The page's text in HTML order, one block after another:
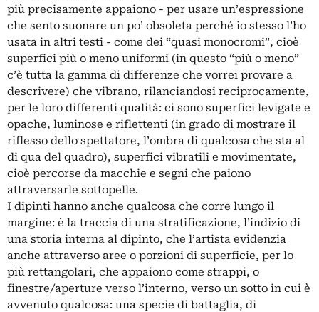
più precisamente appaiono - per usare un’espressione
che sento suonare un po’ obsoleta perché io stesso l’ho
usata in altri testi - come dei “quasi monocromi”, cioè
superfici più o meno uniformi (in questo “più o meno”
c’è tutta la gamma di differenze che vorrei provare a
descrivere) che vibrano, rilanciandosi reciprocamente,
per le loro differenti qualità: ci sono superfici levigate e
opache, luminose e riflettenti (in grado di mostrare il
riflesso dello spettatore, l’ombra di qualcosa che sta al
di qua del quadro), superfici vibratili e movimentate,
cioè percorse da macchie e segni che paiono
attraversarle sottopelle.
I dipinti hanno anche qualcosa che corre lungo il
margine: è la traccia di una stratificazione, l’indizio di
una storia interna al dipinto, che l’artista evidenzia
anche attraverso aree o porzioni di superficie, per lo
più rettangolari, che appaiono come strappi, o
finestre/aperture verso l’interno, verso un sotto in cui è
avvenuto qualcosa: una specie di battaglia, di